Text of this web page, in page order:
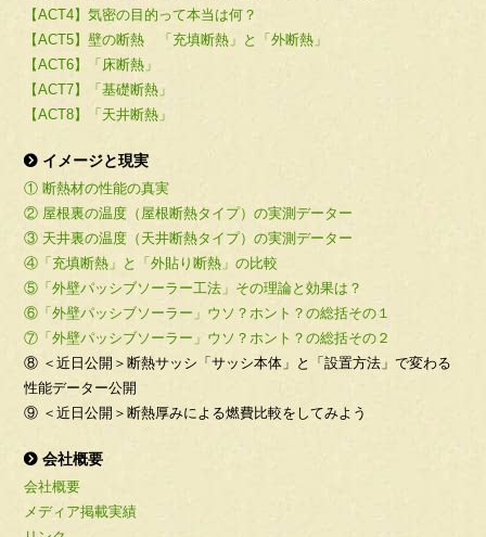
【ACT4】気密の目的って本当は何？
【ACT5】壁の断熱 「充填断熱」と「外断熱」
【ACT6】「床断熱」
【ACT7】「基礎断熱」
【ACT8】「天井断熱」
イメージと現実
① 断熱材の性能の真実
② 屋根裏の温度（屋根断熱タイプ）の実測データー
③ 天井裏の温度（天井断熱タイプ）の実測データー
④「充填断熱」と「外貼り断熱」の比較
⑤「外壁パッシブソーラー工法」その理論と効果は？
⑥「外壁パッシブソーラー」ウソ？ホント？の総括その１
⑦「外壁パッシブソーラー」ウソ？ホント？の総括その２
⑧ ＜近日公開＞断熱サッシ「サッシ本体」と「設置方法」で変わる
性能データー公開
⑨ ＜近日公開＞断熱厚みによる燃費比較をしてみよう
会社概要
会社概要
メディア掲載実績